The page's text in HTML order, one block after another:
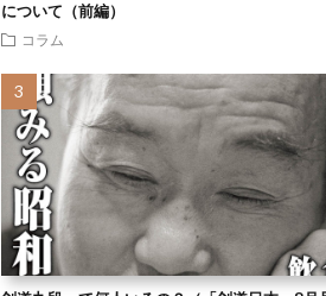
について（前編）
コラム